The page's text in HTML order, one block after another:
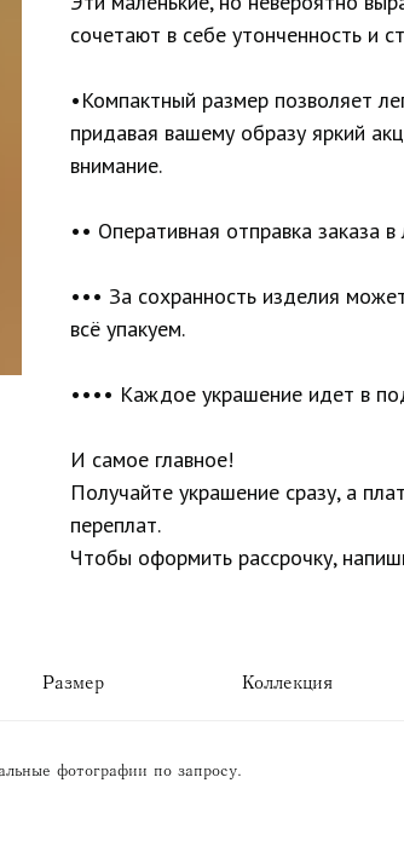
сочетают в себе утонченность и
•Компактный размер позволяет
придавая вашему образу яркий
внимание.
•• Оперативная отправка заказа
••• За сохранность изделия
всё упакуем.
•••• Каждое украшение идет в
И самое главное!
Получайте украшение сразу, а
переплат.
Чтобы оформить рассрочку,
Размер Коллекция
фотографии по запросу.